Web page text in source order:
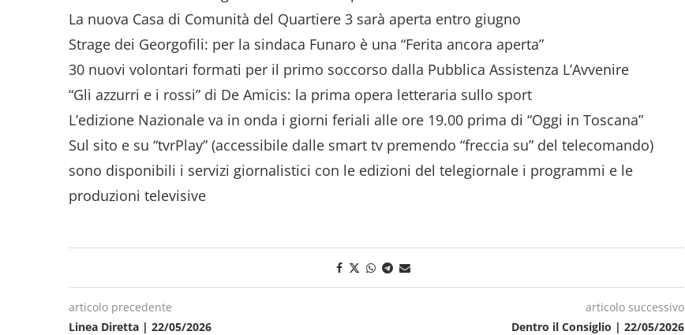
La nuova Casa di Comunità del Quartiere 3 sarà aperta entro giugno
Strage dei Georgofili: per la sindaca Funaro è una “Ferita ancora aperta”
30 nuovi volontari formati per il primo soccorso dalla Pubblica Assistenza L’Avvenire
“Gli azzurri e i rossi” di De Amicis: la prima opera letteraria sullo sport
L’edizione Nazionale va in onda i giorni feriali alle ore 19.00 prima di “Oggi in Toscana”
Sul sito e su “tvrPlay” (accessibile dalle smart tv premendo “freccia su” del telecomando)
sono disponibili i servizi giornalistici con le edizioni del telegiornale i programmi e le
produzioni televisive
articolo precedente
Linea Diretta | 22/05/2026
articolo successivo
Dentro il Consiglio | 22/05/2026